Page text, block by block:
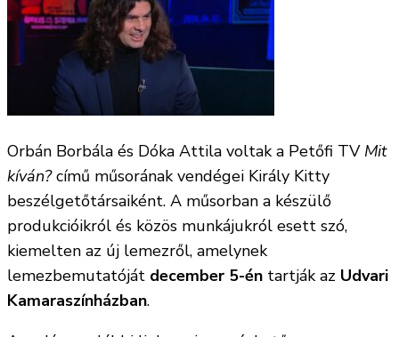
Orbán Borbála és Dóka Attila voltak a Petőfi TV Mit
kíván?című műsorának vendégei Király Kitty
beszélgetőtársaiként. A műsorban a készülő
produkcióikról és közös munkájukról esett szó,
kiemelten az új lemezről, amelynek
lemezbemutatóját december 5-én tartják az Udvari
Kamaraszínházban.